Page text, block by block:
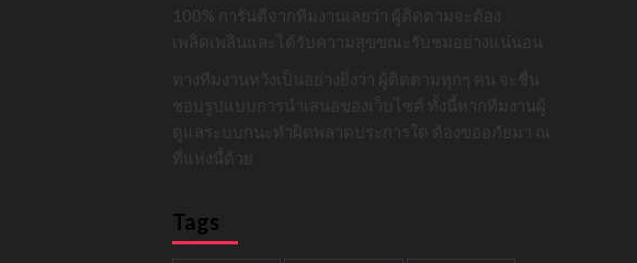
100% การันตีจากทีมงานเลยว่า ผู้ติดตามจะต้อง
เพลิดเพลินและได้รับความสุขขณะรับชมอย่างแน่นอน
ทางทีมงานหวังเป็นอย่างยิ่งว่า ผู้ติดตามทุกๆ คน จะชื่น
ชอบรูปแบบการนำเสนอของเว็บไซต์ ทั้งนี้หากทีมงานผู้
ดูแลระบบกนะทำผิดพลาดประการใด ต้องขออภัยมา ณ
ที่แห่งนี้ด้วย
Tags